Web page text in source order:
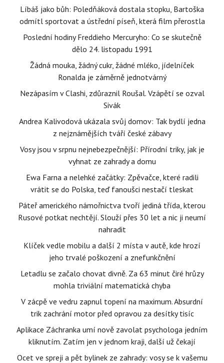
Líbáš jako bůh: Poledňáková dostala stopku, Bartoška
odmítl sportovat a ústřední píseň, která film přerostla
Poslední hodiny Freddieho Mercuryho: Co se skutečně
dělo 24. listopadu 1991
Žádná mouka, žádný cukr, žádné mléko, jídelníček
Ronalda je záměrně jednotvárný
Nezápasím v Clashi, zdůraznil Roušal. Vzápětí se ozval
Sivák
Andrea Kalivodová ukázala svůj domov: Tak bydlí jedna
z nejznámějších tváří české zábavy
Vosy jsou v srpnu nejnebezpečnější: Přírodní triky, jak je
vyhnat ze zahrady a domu
Ewa Farna a nelehké začátky: Zpěvačce, které radili
vrátit se do Polska, teď fanoušci nestačí tleskat
Páteř amerického námořnictva tvoří jediná třída, kterou
Rusové potkat nechtějí. Slouží přes 30 let a nic ji neumí
nahradit
Klíček vedle mobilu a další 2 místa v autě, kde hrozí
jeho trvalé poškození a znefunkčnění
Letadlu se začalo chovat divně. Za 63 minut čiré hrůzy
mohla triviální matematická chyba
V zácpě ve vedru zapnul topení na maximum. Absurdní
trik zachrání motor před opravou za desítky tisíc
Aplikace Záchranka umí nově zavolat psychologa jedním
kliknutím. Zatím jen v jednom kraji, další už čekají
Ocet ve spreji a pět bylinek ze zahrady: vosy se k vašemu